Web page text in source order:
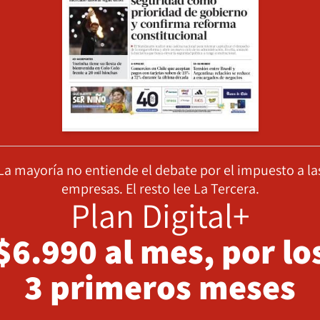
mayoría no entiende el debate por el impuesto a
empresas. El resto lee La Tercera.
Plan Digital+
al mes, por
3 primeros meses